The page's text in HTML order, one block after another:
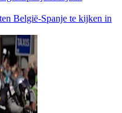
België-Spanje te kijken in